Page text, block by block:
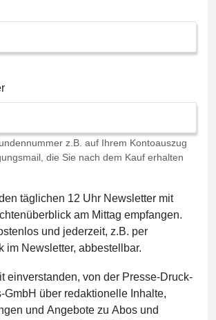
z.B. auf Ihrem Kontoauszug
die Sie nach dem Kauf erhalten
täglichen 12 Uhr Newsletter mit
am Mittag empfangen.
und jederzeit, z.B. per
im Newsletter, abbestellbar.
einverstanden, von der Presse-Druck-
GmbH über redaktionelle Inhalte,
und Angebote zu Abos und